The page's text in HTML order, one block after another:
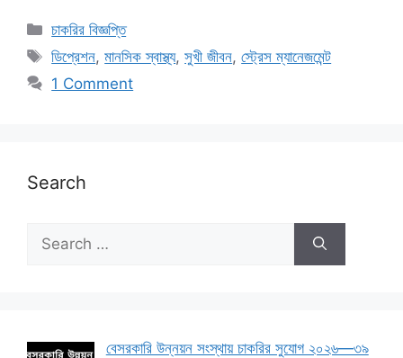
Categories
চাকরির বিজ্ঞপ্তি
Tags
ডিপ্রেশন,মানসিক স্বাস্থ্য,সুখী জীবন,স্ট্রেস ম্যানেজমেন্ট
1 Comment
Search
for:
বেসরকারি উন্নয়ন সংস্থায় চাকরির সুযোগ ২০২৬—৩৯